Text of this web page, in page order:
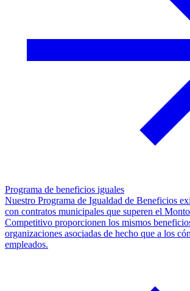
Programa de beneficios iguales
Nuestro Programa de Igualdad de Beneficios
con contratos municipales que superen el
Competitivo proporcionen los mismos
organizaciones asociadas de hecho que a los
empleados.